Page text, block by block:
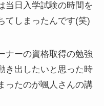
当日入学試験の時間を
てしまったんです(笑)
ナーの資格取得の勉強
き出したいと思った時
ったのが颯人さんの講